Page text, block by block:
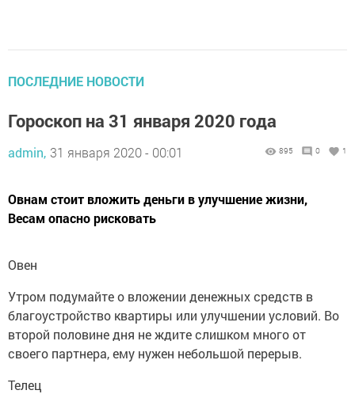
ПОСЛЕДНИЕ НОВОСТИ
Гороскоп на 31 января 2020 года
admin, 31 января 2020 - 00:01 895 0 1
Овнам стоит вложить деньги в улучшение жизни,
Весам опасно рисковать
Овен
Утром подумайте о вложении денежных средств в
благоустройство квартиры или улучшении условий. Во
второй половине дня не ждите слишком много от
своего партнера, ему нужен небольшой перерыв.
Телец